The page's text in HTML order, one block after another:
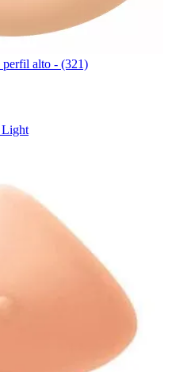
perfil alto - (321)
Light